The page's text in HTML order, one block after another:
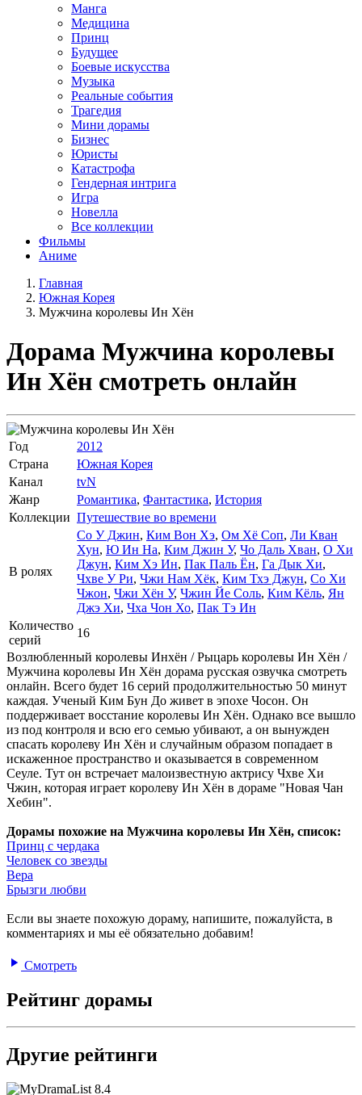
Манга
Медицина
Принц
Будущее
Боевые искусства
Музыка
Реальные события
Трагедия
Мини дорамы
Бизнес
Юристы
Катастрофа
Гендерная интрига
Игра
Новелла
Все коллекции
Фильмы
Аниме
Главная
Южная Корея
Мужчина королевы Ин Хён
Дорама Мужчина королевы
Ин Хён смотреть онлайн
Год
2012
Страна
Южная Корея
Канал
tvN
Жанр
Романтика, Фантастика, История
Коллекции Путешествие во времени
В ролях
Со У Джин, Ким Вон Хэ, Ом Хё Соп, Ли Кван
Хун, Ю Ин На, Ким Джин У, Чо Даль Хван, О Хи
Джун, Ким Хэ Ин, Пак Паль Ён, Га Дык Хи,
Чхве У Ри, Чжи Нам Хёк, Ким Тхэ Джун, Со Хи
Чжон, Чжи Хён У, Чжин Йе Соль, Ким Кёль, Ян
Джэ Хи, Чха Чон Хо, Пак Тэ Ин
Количество
серий
16
Возлюбленный королевы Инхён / Рыцарь королевы Ин Хён /
Мужчина королевы Ин Хён дорама русская озвучка смотреть
онлайн. Всего будет 16 серий продолжительностью 50 минут
каждая. Ученый Ким Бун До живет в эпохе Чосон. Он
поддерживает восстание королевы Ин Хён. Однако все вышло
из под контроля и всю его семью убивают, а он вынужден
спасать королеву Ин Хён и случайным образом попадает в
искаженное пространство и оказывается в современном
Сеуле. Тут он встречает малоизвестную актрису Чхве Хи
Чжин, которая играет королеву Ин Хён в дораме "Новая Чан
Хебин".
Дорамы похожие на Мужчина королевы Ин Хён, список:
Принц с чердака
Человек со звезды
Вера
Брызги любви
Если вы знаете похожую дораму, напишите, пожалуйста, в
комментариях и мы её обязательно добавим!
Смотреть
Рейтинг дорамы
Другие рейтинги
8.4